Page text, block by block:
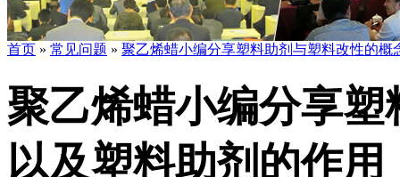
首页 » 常见问题 » 聚乙烯蜡小编分享塑料助剂与塑料改性的概
聚乙烯蜡小编分享
以及塑料助剂的作用